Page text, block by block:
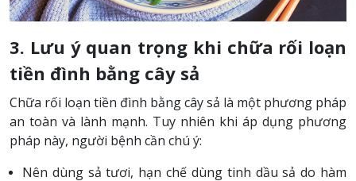
3. Lưu ý quan trọng khi chữa rối loạn
tiền đình bằng cây sả
Chữa rối loạn tiền đình bằng cây sả là một phương pháp
an toàn và lành mạnh. Tuy nhiên khi áp dụng phương
pháp này, người bệnh cần chú ý:
Nên dùng sả tươi, hạn chế dùng tinh dầu sả do hàm